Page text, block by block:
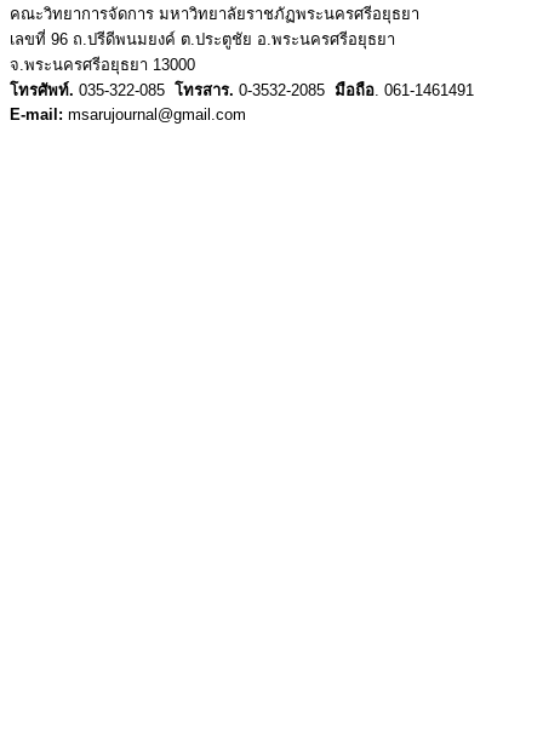
คณะวิทยาการจัดการ มหาวิทยาลัยราชภัฏพระนครศรีอยุธยา
เลขที่ 96 ถ.ปรีดีพนมยงค์ ต.ประตูชัย อ.พระนครศรีอยุธยา
จ.พระนครศรีอยุธยา 13000
โทรศัพท์. 035-322-085 โทรสาร. 0-3532-2085 มือถือ. 061-1461491
E-mail: msarujournal@gmail.com